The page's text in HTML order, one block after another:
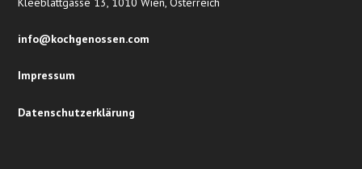
info@kochgenossen.com
Impressum
Datenschutzerklärung